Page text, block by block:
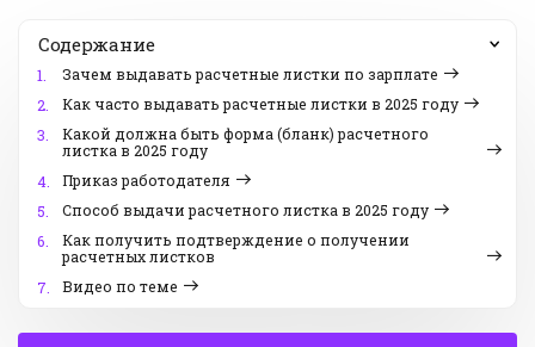
Содержание
1.
Зачем выдавать расчетные листки по зарплате
2.
Как часто выдавать расчетные листки в 2025 году
3.
Какой должна быть форма (бланк) расчетного
листка в 2025 году
4.
Приказ работодателя
5.
Способ выдачи расчетного листка в 2025 году
6.
Как получить подтверждение о получении
расчетных листков
7.
Видео по теме